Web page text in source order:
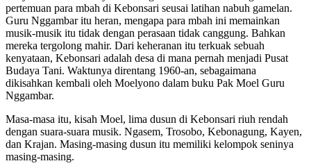
pertemuan para mbah di Kebonsari seusai latihan nabuh gamelan.
Guru Nggambar itu heran, mengapa para mbah ini memainkan
musik-musik itu tidak dengan perasaan tidak canggung. Bahkan
mereka tergolong mahir. Dari keheranan itu terkuak sebuah
kenyataan, Kebonsari adalah desa di mana pernah menjadi Pusat
Budaya Tani. Waktunya direntang 1960-an, sebagaimana
dikisahkan kembali oleh Moelyono dalam buku Pak Moel Guru
Nggambar.
Masa-masa itu, kisah Moel, lima dusun di Kebonsari riuh rendah
dengan suara-suara musik. Ngasem, Trosobo, Kebonagung, Kayen,
dan Krajan. Masing-masing dusun itu memiliki kelompok seninya
masing-masing.